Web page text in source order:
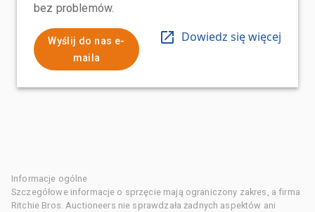
bez problemów.
Wyślij do nas e-
maila
Dowiedz się więcej
Informacje ogólne
Szczegółowe informacje o sprzęcie mają ograniczony zakres, a firma
Ritchie Bros. Auctioneers nie sprawdzała żadnych aspektów ani